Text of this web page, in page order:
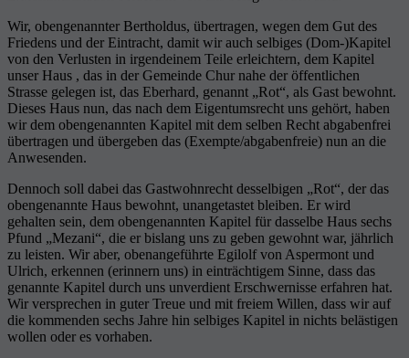
Wir, obengenannter Bertholdus, übertragen, wegen dem Gut des
Friedens und der Eintracht, damit wir auch selbiges (Dom-)Kapitel
von den Verlusten in irgendeinem Teile erleichtern, dem Kapitel
unser Haus , das in der Gemeinde Chur nahe der öffentlichen
Strasse gelegen ist, das Eberhard, genannt „Rot“, als Gast bewohnt.
Dieses Haus nun, das nach dem Eigentumsrecht uns gehört, haben
wir dem obengenannten Kapitel mit dem selben Recht abgabenfrei
übertragen und übergeben das (Exempte/abgabenfreie) nun an die
Anwesenden.
Dennoch soll dabei das Gastwohnrecht desselbigen „Rot“, der das
obengenannte Haus bewohnt, unangetastet bleiben. Er wird
gehalten sein, dem obengenannten Kapitel für dasselbe Haus sechs
Pfund „Mezani“, die er bislang uns zu geben gewohnt war, jährlich
zu leisten. Wir aber, obenangeführte Egilolf von Aspermont und
Ulrich, erkennen (erinnern uns) in einträchtigem Sinne, dass das
genannte Kapitel durch uns unverdient Erschwernisse erfahren hat.
Wir versprechen in guter Treue und mit freiem Willen, dass wir auf
die kommenden sechs Jahre hin selbiges Kapitel in nichts belästigen
wollen oder es vorhaben.